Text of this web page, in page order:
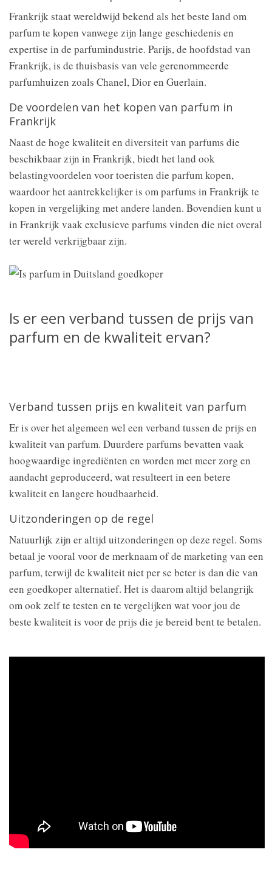
Frankrijk staat wereldwijd bekend als het beste land om
parfum te kopen vanwege zijn lange geschiedenis en
expertise in de parfumindustrie. Parijs, de hoofdstad van
Frankrijk, is de thuisbasis van vele gerenommeerde
parfumhuizen zoals Chanel, Dior en Guerlain.
De voordelen van het kopen van parfum in
Frankrijk
Naast de hoge kwaliteit en diversiteit van parfums die
beschikbaar zijn in Frankrijk, biedt het land ook
belastingvoordelen voor toeristen die parfum kopen,
waardoor het aantrekkelijker is om parfums in Frankrijk te
kopen in vergelijking met andere landen. Bovendien kunt u
in Frankrijk vaak exclusieve parfums vinden die niet overal
ter wereld verkrijgbaar zijn.
Is er een verband tussen de prijs van
parfum en de kwaliteit ervan?
Verband tussen prijs en kwaliteit van parfum
Er is over het algemeen wel een verband tussen de prijs en
kwaliteit van parfum. Duurdere parfums bevatten vaak
hoogwaardige ingrediënten en worden met meer zorg en
aandacht geproduceerd, wat resulteert in een betere
kwaliteit en langere houdbaarheid.
Uitzonderingen op de regel
Natuurlijk zijn er altijd uitzonderingen op deze regel. Soms
betaal je vooral voor de merknaam of de marketing van een
parfum, terwijl de kwaliteit niet per se beter is dan die van
een goedkoper alternatief. Het is daarom altijd belangrijk
om ook zelf te testen en te vergelijken wat voor jou de
beste kwaliteit is voor de prijs die je bereid bent te betalen.